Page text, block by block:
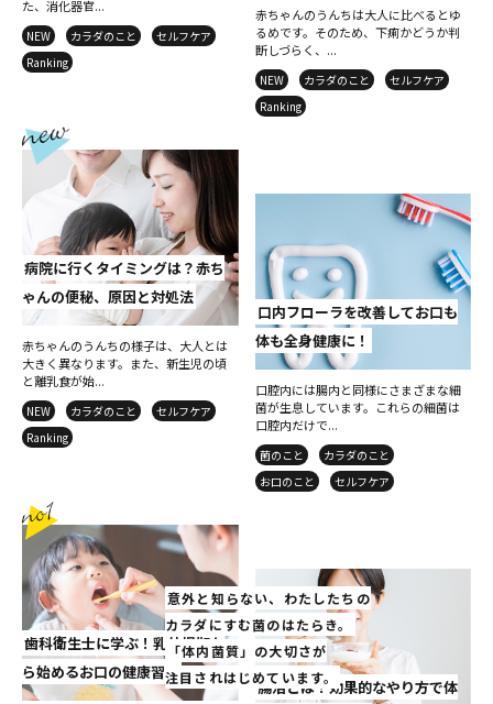
意外と知らない、わたしたちの
カラダにすむ菌のはたらき。
「体内菌質」の大切さが
注目されはじめています。
た、消化器官...
NEW カラダのこと
セルフケア
Ranking
赤ちゃんのうんちは大人に比べるとゆ
るめです。そのため、下痢かどうか判
断しづらく、...
NEW カラダのこと
セルフケア
Ranking
病院に行くタイミングは？赤ち
ゃんの便秘、原因と対処法
赤ちゃんのうんちの様子は、大人とは
大きく異なります。また、新生児の頃
と離乳食が始...
NEW カラダのこと
セルフケア
Ranking
口内フローラを改善してお口も
体も全身健康に！
口腔内には腸内と同様にさまざまな細
菌が生息しています。これらの細菌は
口腔内だけで...
菌のこと
カラダのこと
お口のこと
セルフケア
歯科衛生士に学ぶ！乳幼児期か
ら始めるお口の健康習慣
腸活とは？効果的なやり方で体